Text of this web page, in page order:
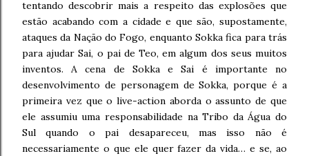
tentando descobrir mais a respeito das explosões que
estão acabando com a cidade e que são, supostamente,
ataques da Nação do Fogo, enquanto Sokka fica para trás
para ajudar Sai, o pai de Teo, em algum dos seus muitos
inventos. A cena de Sokka e Sai é importante no
desenvolvimento de personagem de Sokka, porque é a
primeira vez que o live-action aborda o assunto de que
ele assumiu uma responsabilidade na Tribo da Água do
Sul quando o pai desapareceu, mas isso não é
necessariamente o que ele quer fazer da vida… e se, ao